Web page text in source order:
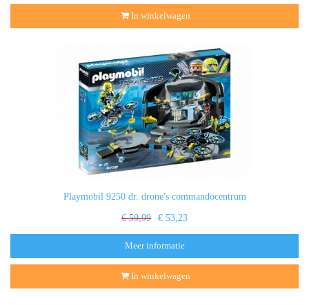
In winkelwagen
Playmobil 9250 dr. drone's commandocentrum
€ 59,99 € 53,23
Meer informatie
In winkelwagen